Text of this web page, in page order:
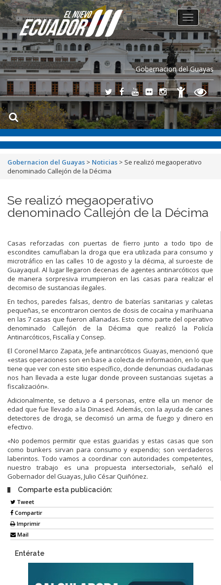
Gobernacion del Guayas
Toggle
navigation
Gobernacion del Guayas > Noticias > Se realizó megaoperativo
denominado Callejón de la Décima
Se realizó megaoperativo
denominado Callejón de la Décima
Casas reforzadas con puertas de fierro junto a todo tipo de
escondites camuflaban la droga que era utilizada para consumo y
microtráfico en las calles 10 de agosto y la décima, al suroeste de
Guayaquil. Al lugar llegaron decenas de agentes antinarcóticos que
de manera sorpresiva irrumpieron en las casas para realizar el
decomiso de sustancias ilegales.
En techos, paredes falsas, dentro de baterías sanitarias y caletas
pequeñas, se encontraron cientos de dosis de cocaína y marihuana
en las 7 casas que fueron allanadas. Esto como parte del operativo
denominado Callejón de la Décima que realizó la Policía
Antinarcóticos, Fiscalía y Consep.
El Coronel Marco Zapata, Jefe antinarcóticos Guayas, mencionó que
«estas operaciones son en base a colecta de información, en lo que
tiene que ver con este sitio específico, donde denuncias ciudadanas
nos han llevada a este lugar donde proveen sustancias sujetas a
fiscalización».
Adicionalmente, se detuvo a 4 personas, entre ella un menor de
edad que fue llevado a la Dinased. Además, con la ayuda de canes
detectores de droga, se decomisó un arma de fuego y dinero en
efectivo.
«No podemos permitir que estas guaridas y estas casas que son
como bunkers sirvan para consumo y expendio; son verdaderos
laberintos. Todo vamos a coordinar con autoridades competentes,
nuestro trabajo es una propuesta intersectorial», señaló el
Gobernador del Guayas, Julio César Quiñónez.
Comparte esta publicación:
Tweet
Compartir
Imprimir
Mail
Entérate